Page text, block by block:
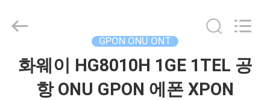
INDUSTRIAL
Reserved.
GPON ONU ONT
화웨이 HG8010H 1GE 1TEL 공
항 ONU GPON 에폰 XPON